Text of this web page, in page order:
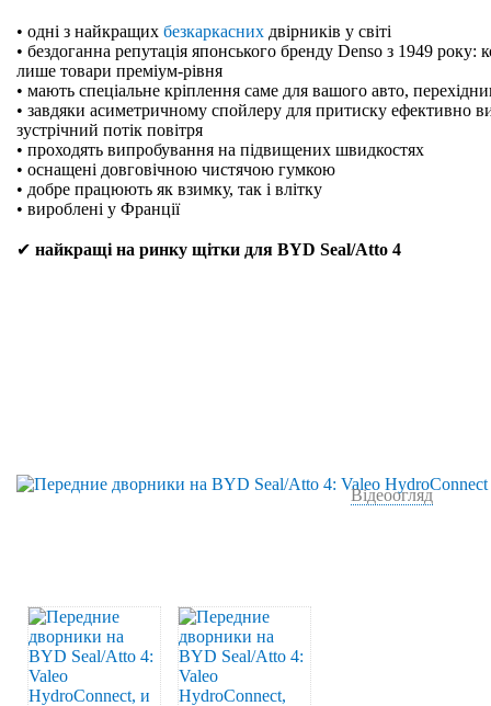
• одні з найкращих безкаркасних двірників у світі
• бездоганна репутація японського бренду Denso з 1949 року:
лише товари преміум-рівня
• мають спеціальне кріплення саме для вашого авто,
• завдяки асиметричному спойлеру для притиску ефективно
зустрічний потік повітря
• проходять випробування на підвищених швидкостях
• оснащені довговічною чистячою гумкою
• добре працюють як взимку, так і влітку
• вироблені у Франції
✔ найкращі на ринку щітки для BYD Seal/Atto 4
Відеоогляд